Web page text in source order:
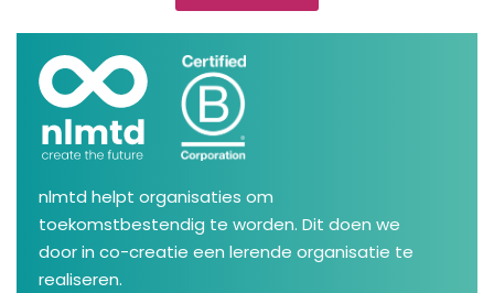
nlmtd helpt organisaties om
toekomstbestendig te worden. Dit doen we
door in co-creatie een lerende organisatie te
realiseren.